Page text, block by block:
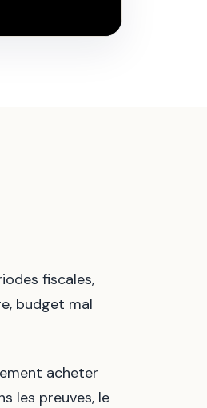
fiscales,
budget mal
acheter
les preuves, le